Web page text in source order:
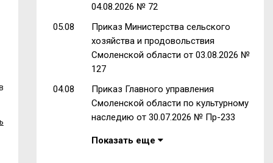
04.08.2026 № 72
05.08
Приказ Министерства сельского
хозяйства и продовольствия
Смоленской области от 03.08.2026 №
127
04.08
Приказ Главного управления
Смоленской области по культурному
наследию от 30.07.2026 № Пр-233
Показать еще